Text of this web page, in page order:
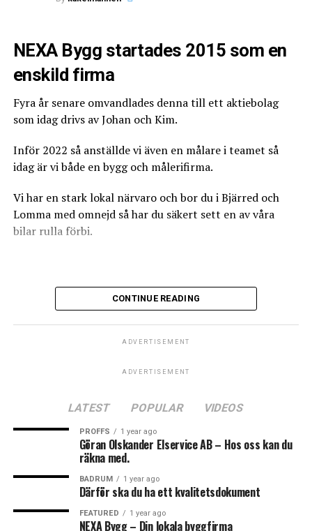
What's Your Reaction?
0
ANGRY
0
CRY CUTE
0 0
LOVE
0
WTF BADRUM
Därför ser du inte en namnunderskrift, utan en stämpel
som visar att dokumentet är signerat via BankID.
Är mitt kvalitetsdokument giltigt?
Kvalitetsdokumentet ska vara utfärdat på ett korrekt
sätt för att vara giltigt. Sedan juni 2020 undertecknas
det via BankID vilket ska framgå i rutan för
dokumentet ska vara samma person som gjort
tätskiktsarbetet i ditt våtrum.
Är du tveksam till om dokumentet är korrekt så
Leave your vote
What's Your Reaction?
NEXA Bygg startades 2015 som en
enskild firma
Fyra år senare omvandlades denna till ett aktiebolag
som idag drivs av Johan och Kim.
Inför 2022 så anställde vi även en målare i teamet så
idag är vi både en bygg och målerifirma.
Vi har en stark lokal närvaro och bor du i Bjärred och
Lomma med omnejd så har du säkert sett en av våra
bilar rulla förbi.
Vi tar oss dock an arbete i större delen av Skåne och har
utfört jobb från Ystad till Åhus.
Vår primära kundbas är privatpersoner eller så kallade
CONTINUE READING
ADVERTISEMENT
ADVERTISEMENT
LATEST POPULAR VIDEOS
PROFFS 1 year ago
Göran Olskander Elservice AB – Hos oss kan du
räkna med.
BADRUM 1 year ago
Därför ska du ha ett kvalitetsdokument
FEATURED 1 year ago
NEXA Bygg – Din lokala byggfirma